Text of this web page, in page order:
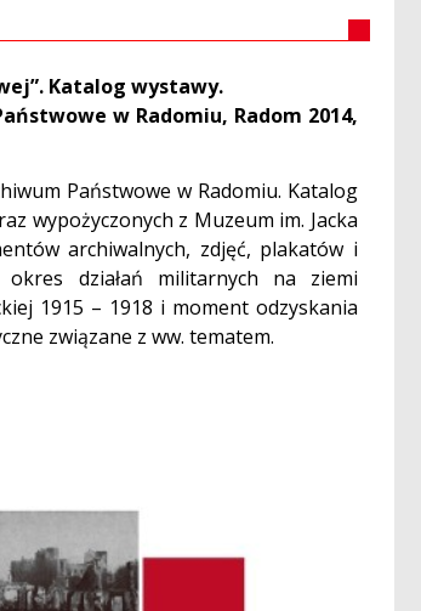
Katalog wystawy.
w Radomiu, Radom 2014,
Państwowe w Radomiu. Katalog
wypożyczonych z Muzeum im. Jacka
archiwalnych, zdjęć, plakatów i
działań militarnych na ziemi
1915 – 1918 i moment odzyskania
związane z ww. tematem.